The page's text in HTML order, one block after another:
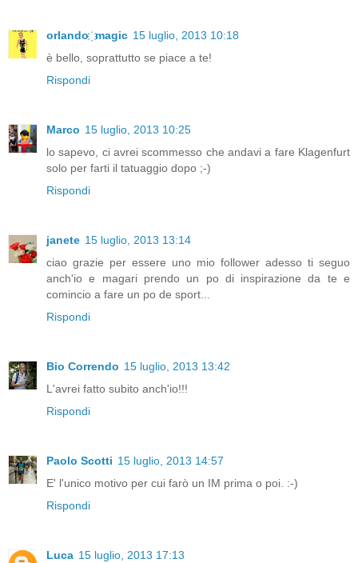
orlando ҉ magic 15 luglio, 2013 10:18
è bello, soprattutto se piace a te!
Rispondi
Marco 15 luglio, 2013 10:25
lo sapevo, ci avrei scommesso che andavi a fare Klagenfurt
solo per farti il tatuaggio dopo ;-)
Rispondi
janete 15 luglio, 2013 13:14
ciao grazie per essere uno mio follower adesso ti seguo
anch'io e magari prendo un po di inspirazione da te e
comincio a fare un po de sport...
Rispondi
Bio Correndo 15 luglio, 2013 13:42
L'avrei fatto subito anch'io!!!
Rispondi
Paolo Scotti 15 luglio, 2013 14:57
E' l'unico motivo per cui farò un IM prima o poi. :-)
Rispondi
Luca 15 luglio, 2013 17:13